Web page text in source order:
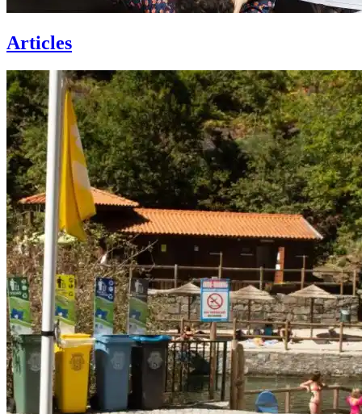
Articles